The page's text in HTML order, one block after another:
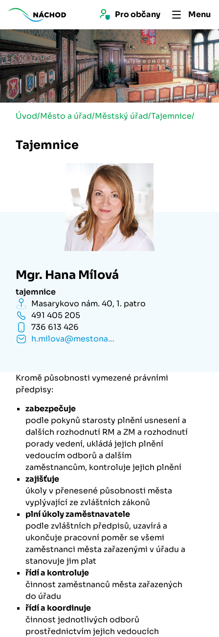
Pro občany Menu
Úvod/Město a úřad/Městský úřad/Tajemnice/
Tajemnice
Mgr. Hana Mílová
tajemnice
Masarykovo nám. 40, 1. patro
491 405 205
736 613 426
h.milova@mestonachod.cz
Kromě působnosti vymezené právními
předpisy:
zabezpečuje
podle pokynů starosty plnění usnesení a
dalších rozhodnutí RM a ZM a rozhodnutí
porady vedení, ukládá jejich plnění
vedoucím odborů a dalším
zaměstnancům, kontroluje jejich plnění
zajišťuje
úkoly v přenesené působnosti města
vyplývající ze zvláštních zákonů
plní úkoly zaměstnavatele
podle zvláštních předpisů, uzavírá a
ukončuje pracovní poměr se všemi
zaměstnanci města zařazenými v úřadu a
stanovuje jim plat
řídí a kontroluje
činnost zaměstnanců města zařazených
do úřadu
řídí a koordinuje
činnost jednotlivých odborů
prostřednictvím jejich vedoucích